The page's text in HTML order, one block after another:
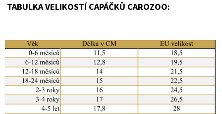
TABULKA VELIKOSTÍ CAPÁČKŮ CAROZOO: